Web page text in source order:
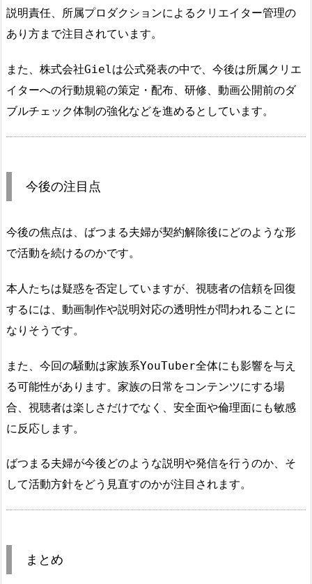
説明責任、所属プロダクションによるクリエイター管理の
あり方まで注目されています。
また、株式会社Gielは公式発表の中で、今後は所属クリエ
イターへの行動規範の策定・配布、研修、動画公開前のダ
ブルチェック体制の強化などを進めるとしています。
今後の注目点
今後の焦点は、ばつまる夫婦が契約解除後にどのような形
で活動を続けるのかです。
本人たちは疑惑を否定していますが、視聴者の信頼を回復
するには、動画制作や説明対応の透明性が問われることに
なりそうです。
また、今回の騒動は家族系YouTuber全体にも影響を与え
る可能性があります。家族の日常をコンテンツにする場
合、視聴者は楽しさだけでなく、安全面や倫理面にも敏感
に反応します。
ばつまる夫婦が今後どのような説明や発信を行うのか、そ
して活動方針をどう見直すのかが注目されます。
まとめ